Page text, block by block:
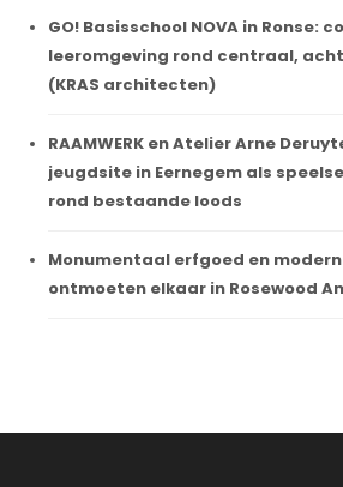
GO! Basisschool NOVA in Ronse:
leeromgeving rond centraal,
(KRAS architecten)
RAAMWERK en Atelier Arne
jeugdsite in Eernegem als
rond bestaande loods
Monumentaal erfgoed en
ontmoeten elkaar in Rosewood